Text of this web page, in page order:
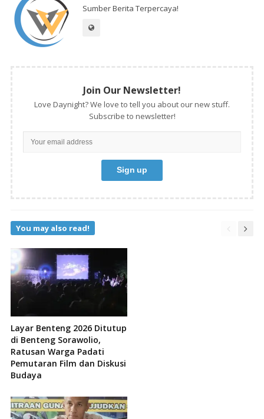
Sumber Berita Terpercaya!
Join Our Newsletter!
Love Daynight? We love to tell you about our new stuff.
Subscribe to newsletter!
You may also read!
Layar Benteng 2026 Ditutup
di Benteng Sorawolio,
Ratusan Warga Padati
Pemutaran Film dan Diskusi
Budaya